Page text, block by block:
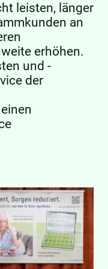
leisten, länger
an
erhöhen.
und -
der